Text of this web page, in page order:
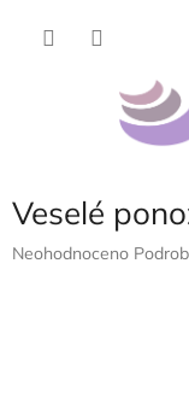
Veselé
Průměrné
Neohodnoceno